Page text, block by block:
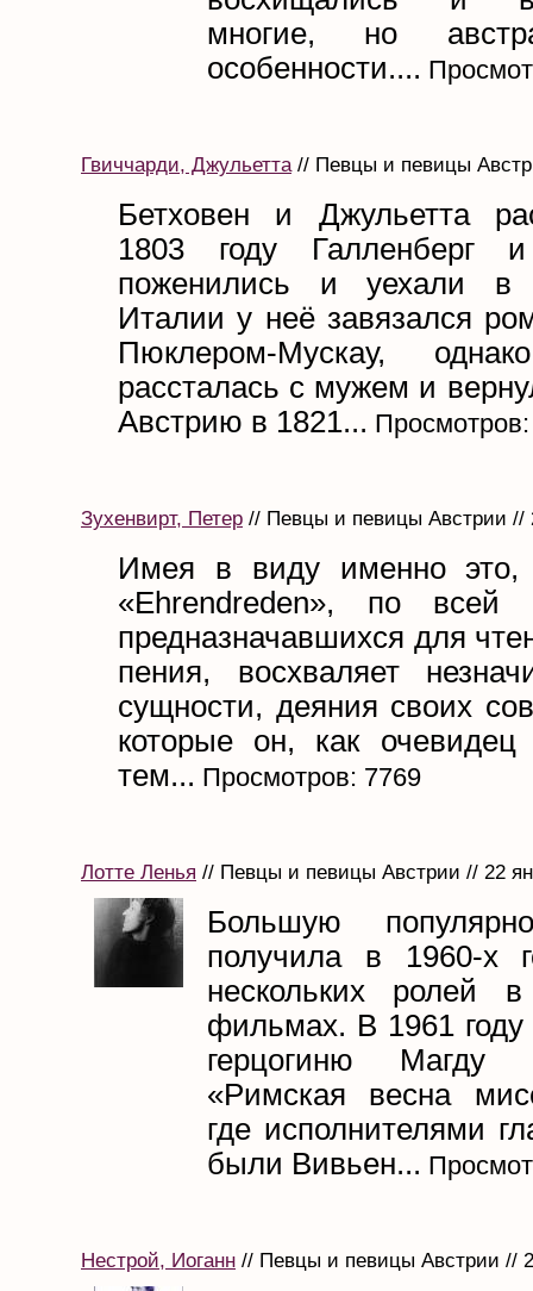
многие, но
особенности....
Гвиччарди, Джульетта// Певцы и певицы
Бетховен и Джульетта
1803 году Галленберг
поженились и уехали
Италии у неё завязался
Пюклером-Мускау,
рассталась с мужем и
Австрию в 1821...
Зухенвирт, Петер // Певцы и певицы Австрии //
Имея в виду именно
«Ehrendreden», по всей
предназначавшихся для
пения, восхваляет
сущности, деяния своих
которые он, как
тем... Просмотров: 7769
Лотте Ленья // Певцы и певицы Австрии // 22
Большую
получила в 1960-х
нескольких ролей в
фильмах. В 1961 году
герцогиню
«Римская весна
где исполнителями
были Вивьен...
Нестрой, Иоганн // Певцы и певицы Австрии //